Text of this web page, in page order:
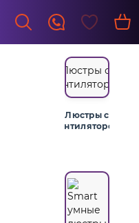
Люстры с
вентилятором